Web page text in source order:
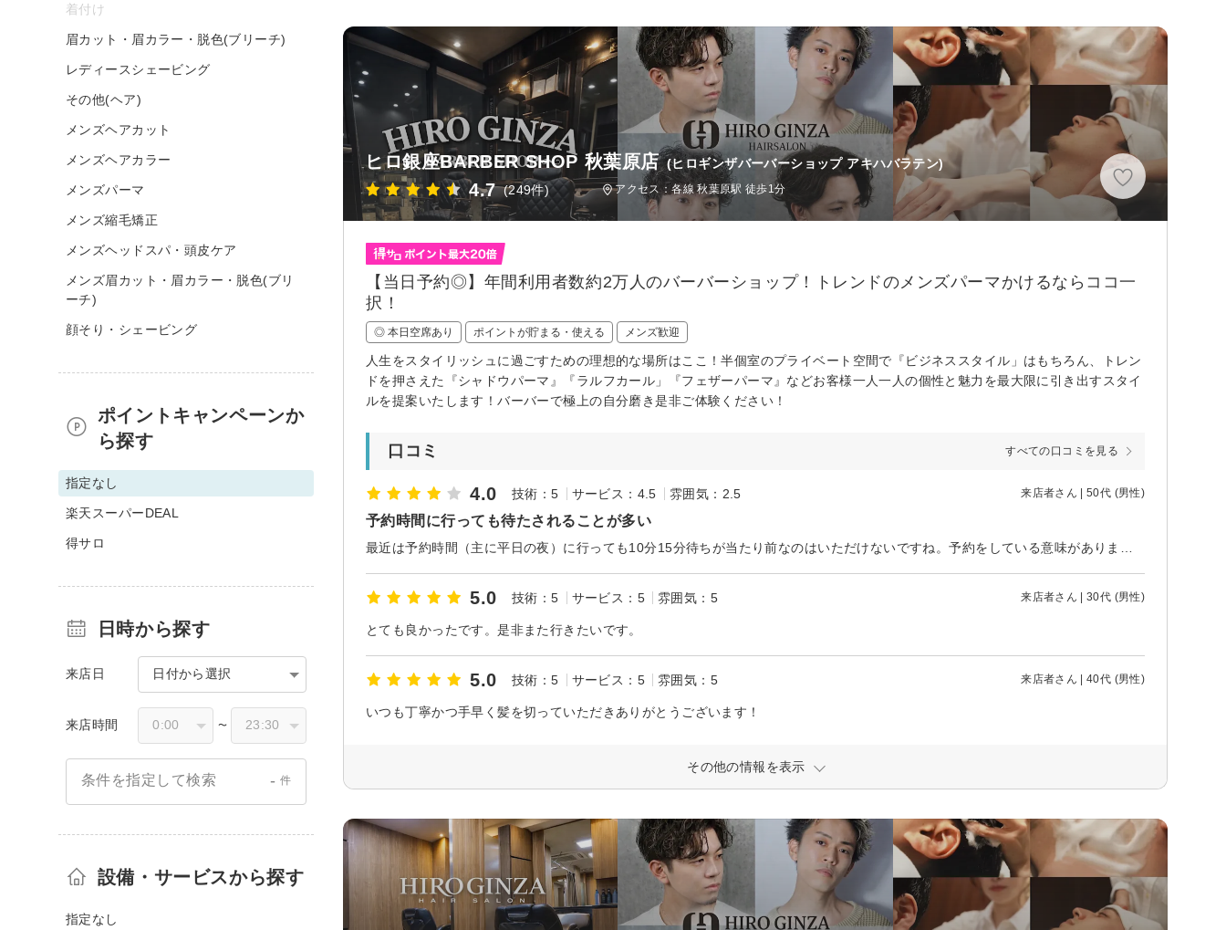
ヒロ銀座BARBER SHOP 秋葉原店 (ヒロギンザバーバーショップ アキハバラテン)
4.7 (249件) アクセス：各線 秋葉原駅 徒歩1分
【当日予約◎】年間利用者数約2万人のバーバーショップ！トレンドのメンズパーマかけるならココ一
択！
◎ 本日空席あり ポイントが貯まる・使える メンズ歓迎
人生をスタイリッシュに過ごすための理想的な場所はここ！半個室のプライベート空間で『ビジネススタイル」はもちろん、トレン
ドを押さえた『シャドウパーマ』『ラルフカール」『フェザーパーマ』などお客様一人一人の個性と魅力を最大限に引き出すスタイ
ルを提案いたします！バーバーで極上の自分磨き是非ご体験ください！
口コミ すべての口コミを見る
4.0 技術：5 サービス：4.5 雰囲気：2.5 来店者さん | 50代 (男性)
予約時間に行っても待たされることが多い
5.0 技術：5 サービス：5 雰囲気：5 来店者さん | 30代 (男性)
とても良かったです。是非また行きたいです。
5.0 技術：5 サービス：5 雰囲気：5 来店者さん | 40代 (男性)
いつも丁寧かつ手早く髪を切っていただきありがとうございます！
その他の情報を表示
着付け
眉カット・眉カラー・脱色(ブリーチ)
レディースシェービング
その他(ヘア)
メンズヘアカット
メンズヘアカラー
メンズパーマ
メンズ縮毛矯正
メンズヘッドスパ・頭皮ケア
メンズ眉カット・眉カラー・脱色(ブリ
ーチ)
顔そり・シェービング
ポイントキャンペーンか
ら探す
指定なし
楽天スーパーDEAL
得サロ
日時から探す
来店日 日付から選択
来店時間 〜
条件を指定して検索 - 件
設備・サービスから探す
指定なし